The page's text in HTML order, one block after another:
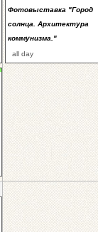
Фотовыставка "Город
солнца. Архитектура
коммунизма."
all day